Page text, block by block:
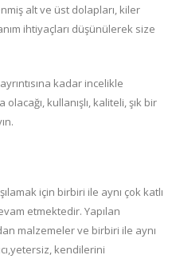
alt ve üst dolapları, kiler
ihtiyaçları düşünülerek size
kadar incelikle
kullanışlı, kaliteli, şık bir
için birbiri ile aynı çok katlı
etmektedir. Yapılan
malzemeler ve birbiri ile aynı
kendilerini